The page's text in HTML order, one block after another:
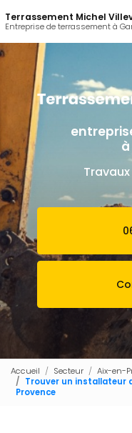
au
contenu
principal
Terrassement Michel
Entreprise de terrassement à
Accueil Secteur
Aix-en-
Trouver un installateur
Provence